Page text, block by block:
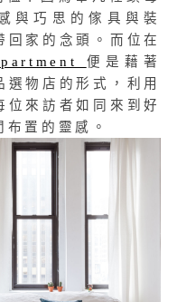
與巧思的傢具與裝
回家的念頭。而位在
便是藉著
選物店的形式，利用
位來訪者如同來到好
置的靈感。